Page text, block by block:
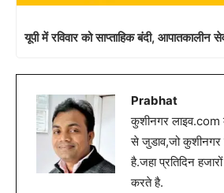
यूपी में रविवार को साप्ताहिक बंदी, आपातकालीन
Prabhat
कुशीनगर लाइव.com
से जुडाव,जो कुशीनगर
है.जहा प्रतिदिन
करते है.